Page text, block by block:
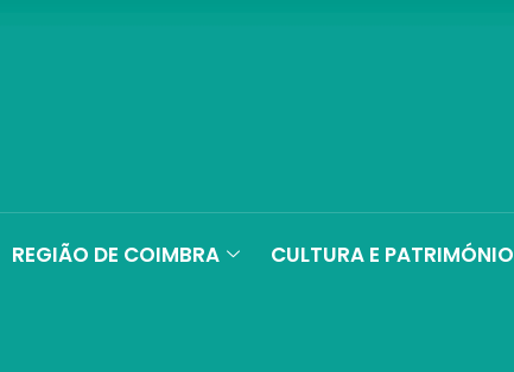
REGIÃO DE COIMBRA CULTURA E PATRIMÓNIO